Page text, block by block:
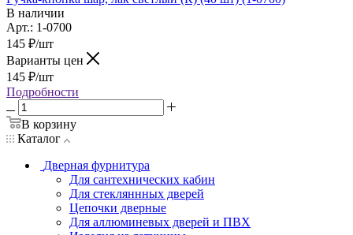
В наличии
Арт.: 1-0700
145 ₽/шт
Варианты цен
145 ₽/шт
Подробности
В корзину
Каталог
Дверная фурнитура
Для сантехнических кабин
Для стекляннных дверей
Цепочки дверные
Для аллюминевых дверей и ПВХ